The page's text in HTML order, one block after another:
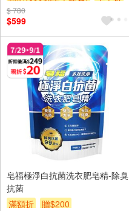
贈$200
$ 780
$599
皂福極淨白抗菌洗衣肥皂精-除臭
抗菌
滿額折
贈$200